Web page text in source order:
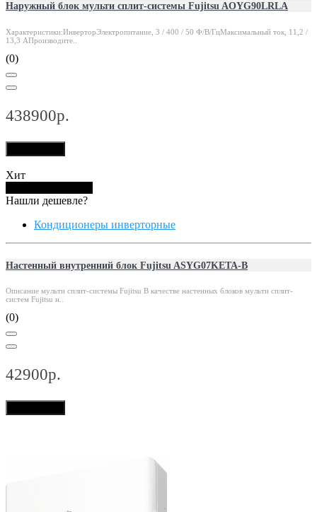
Наружный блок мульти сплит-системы Fujitsu AOYG90LRLA
Характеристики:ИнверторЭлектропитание, 3 / 400 / 50 Ф/В/ГцМаксимальный ток, 11,2 /
13,3 АПроизводите..
(0)
438900р.
Хит
Нашли дешевле?
Кондиционеры инверторные
Настенный внутренний блок Fujitsu ASYG07KETA-B
Описание мульти сплит-системы Fujitsu В качестве настенных блоков мульти сплит-
систем Fujitsu н..
(0)
42900р.